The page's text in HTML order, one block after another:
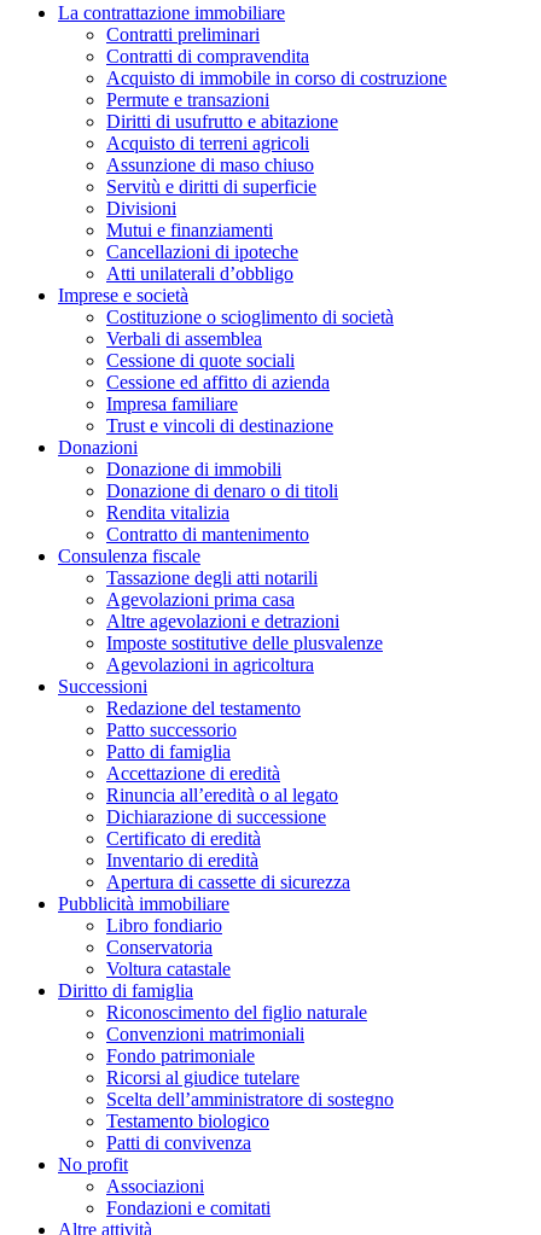
La contrattazione immobiliare
Contratti preliminari
Contratti di compravendita
Acquisto di immobile in corso di costruzione
Permute e transazioni
Diritti di usufrutto e abitazione
Acquisto di terreni agricoli
Assunzione di maso chiuso
Servitù e diritti di superficie
Divisioni
Mutui e finanziamenti
Cancellazioni di ipoteche
Atti unilaterali d’obbligo
Imprese e società
Costituzione o scioglimento di società
Verbali di assemblea
Cessione di quote sociali
Cessione ed affitto di azienda
Impresa familiare
Trust e vincoli di destinazione
Donazioni
Donazione di immobili
Donazione di denaro o di titoli
Rendita vitalizia
Contratto di mantenimento
Consulenza fiscale
Tassazione degli atti notarili
Agevolazioni prima casa
Altre agevolazioni e detrazioni
Imposte sostitutive delle plusvalenze
Agevolazioni in agricoltura
Successioni
Redazione del testamento
Patto successorio
Patto di famiglia
Accettazione di eredità
Rinuncia all’eredità o al legato
Dichiarazione di successione
Certificato di eredità
Inventario di eredità
Apertura di cassette di sicurezza
Pubblicità immobiliare
Libro fondiario
Conservatoria
Voltura catastale
Diritto di famiglia
Riconoscimento del figlio naturale
Convenzioni matrimoniali
Fondo patrimoniale
Ricorsi al giudice tutelare
Scelta dell’amministratore di sostegno
Testamento biologico
Patti di convivenza
No profit
Associazioni
Fondazioni e comitati
Altre attività